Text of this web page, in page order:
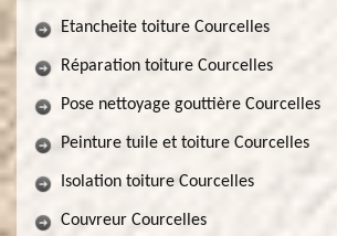
Etancheite toiture Courcelles
Réparation toiture Courcelles
Pose nettoyage gouttière Courcelles
Peinture tuile et toiture Courcelles
Isolation toiture Courcelles
Couvreur Courcelles